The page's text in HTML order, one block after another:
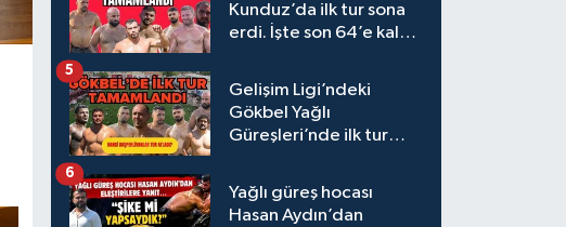
Kunduz’da ilk tur sona
erdi. İşte son 64’e kalan
Gelişim Ligi’ndeki
Gökbel Yağlı
Güreşleri’nde ilk tur
5
Yağlı güreş hocası
Hasan Aydın’dan
6